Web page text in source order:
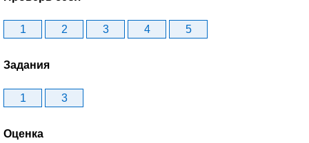
1 2 3 4 5
Задания
1 3
Оценка